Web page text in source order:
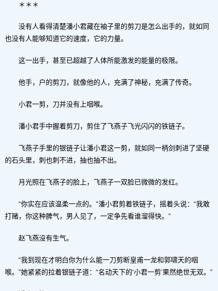
＊＊＊
没有人看得清楚潘小君藏在袖子里的剪刀是怎么出手的，就如同
也没有人能够知道它的速度，它的力量。
这一出手，甚至已超越了人体所能激发的能量的极限。
他手，户的剪刀，就像他的人，充满了神秘，充满了传奇。
小君一剪，刀并没有上咽喉。
潘小君手中握着剪刀，剪住了飞燕子飞光闪闪的铁链子。
飞燕子手里的银链子让潘小君这一剪，就如同一柄剑刺进了坚硬
的石头里，刺也刺不进，抽也抽不出。
月光照在飞燕子的脸上，飞燕子一双脸已微微的发红。
“你实在应该温柔一点的。”潘小君剪着铁链子，摇着头说：“我敢
打赌，你这种脾气，男人见了，一定争先看谁溜得快。”
赵飞燕没有生气。
“我到现在才明白你为什么能一刀剪断皇甫一龙和郭啸天的咽
喉。”她紧紧的拉着银链子道：“名动天下的‘小君一剪’果然绝世无双。”